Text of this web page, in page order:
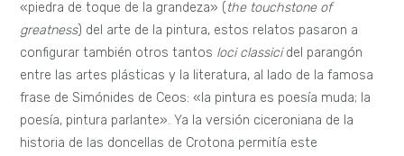
«piedra de toque de la grandeza» ( the touchstone of
greatness) del arte de la pintura, estos relatos pasaron a
configurar también otros tantos loci classicidel parangón
entre las artes plásticas y la literatura, al lado de la famosa
frase de Simónides de Ceos: «la pintura es poesía muda; la
poesía, pintura parlante». Ya la versión ciceroniana de la
historia de las doncellas de Crotona permitía este